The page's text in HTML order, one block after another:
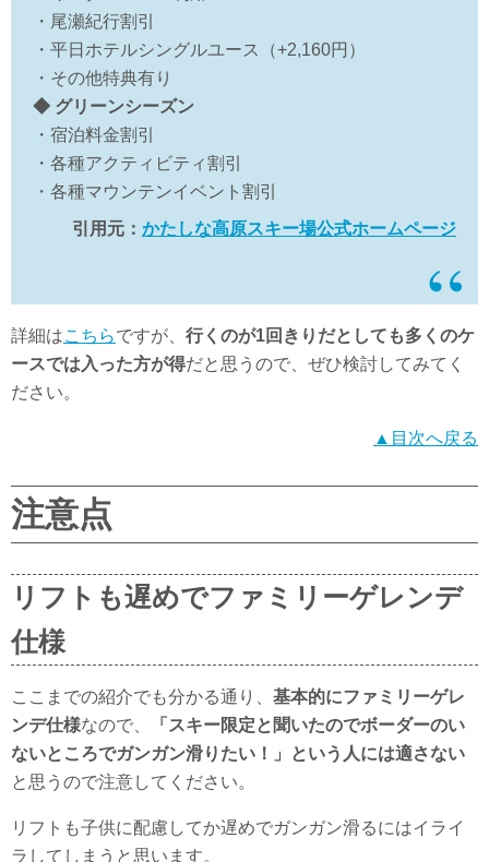
・尾瀬紀行割引
・平日ホテルシングルユース（+2,160円）
・その他特典有り
◆ グリーンシーズン
・宿泊料金割引
・各種アクティビティ割引
・各種マウンテンイベント割引
引用元： かたしな高原スキー場公式ホームページ
詳細はこちらですが、 行くのが1回きりだとしても多くのケ
ースでは入った方が得だと思うので、ぜひ検討してみてく
ださい。
▲目次へ戻る
注意点
リフトも遅めでファミリーゲレンデ
仕様
ここまでの紹介でも分かる通り、 基本的にファミリーゲレ
ンデ仕様なので、
「スキー限定と聞いたのでボーダーのい
ないところでガンガン滑りたい！」という人には適さない
と思うので注意してください。
リフトも子供に配慮してか遅めでガンガン滑るにはイライ
ラしてしまうと思います。